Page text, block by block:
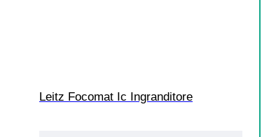
Leitz Focomat Ic Ingranditore